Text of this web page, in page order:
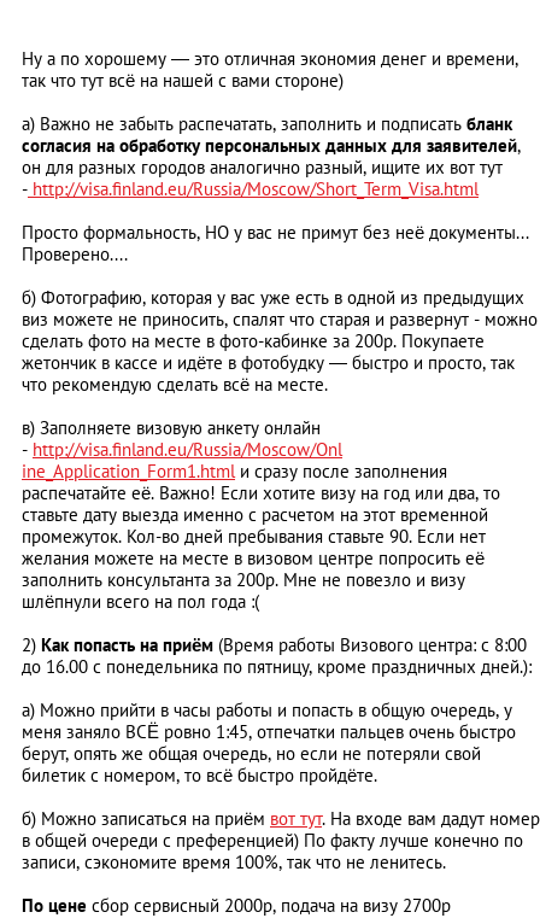
Ну а по хорошему — это отличная экономия денег и времени,
так что тут всё на нашей с вами стороне)
а) Важно не забыть распечатать, заполнить и подписать бланк
согласия на обработку персональных данных для заявителей,
он для разных городов аналогично разный, ищите их вот тут
- http://visa.finland.eu/Russia/Moscow/Short_Term_Visa.html
Просто формальность, НО у вас не примут без неё документы...
Проверено....
б) Фотографию, которая у вас уже есть в одной из предыдущих
виз можете не приносить, спалят что старая и развернут - можно
сделать фото на месте в фото-кабинке за 200р. Покупаете
жетончик в кассе и идёте в фотобудку — быстро и просто, так
что рекомендую сделать всё на месте.
в) Заполняете визовую анкету онлайн
- http://visa.finland.eu/Russia/Moscow/Onl
ine_Application_Form1.htmlи сразу после заполнения
распечатайте её. Важно! Если хотите визу на год или два, то
ставьте дату выезда именно с расчетом на этот временной
промежуток. Кол-во дней пребывания ставьте 90. Если нет
желания можете на месте в визовом центре попросить её
заполнить консультанта за 200р. Мне не повезло и визу
шлёпнули всего на пол года :(
2) Как попасть на приём (Время работы Визового центрa: с 8:00
до 16.00 с понедельника по пятницу, кроме праздничных дней.):
а) Можно прийти в часы работы и попасть в общую очередь, у
меня заняло ВСЁ ровно 1:45, отпечатки пальцев очень быстро
берут, опять же общая очередь, но если не потеряли свой
билетик с номером, то всё быстро пройдёте.
б) Можно записаться на приём вот тут. На входе вам дадут номер
в общей очереди с преференцией) По факту лучше конечно по
записи, сэкономите время 100%, так что не ленитесь.
По цене сбор сервисный 2000р, подача на визу 2700р